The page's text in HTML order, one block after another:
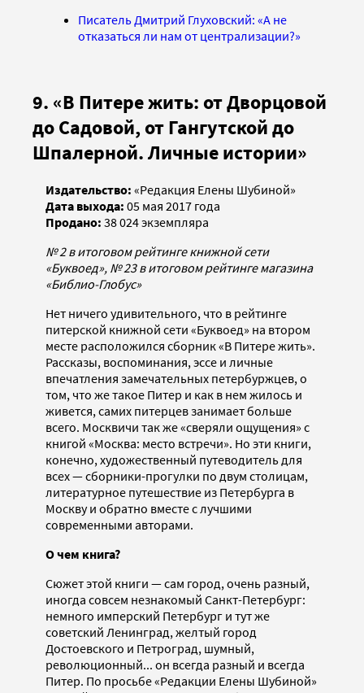
Писатель Дмитрий Глуховский: «А не
отказаться ли нам от централизации?»
9. «В Питере жить: от Дворцовой
до Садовой, от Гангутской до
Шпалерной. Личные истории»
Издательство: «Редакция Елены Шубиной»
Дата выхода: 05 мая 2017 года
Продано: 38 024экземпляра
№ 2 в итоговом рейтинге книжной сети
«Буквоед», № 23 в итоговом рейтинге магазина
«Библио-Глобус»
Нет ничего удивительного, что в рейтинге
питерской книжной сети «Буквоед» на втором
месте расположился сборник «В Питере жить».
Рассказы, воспоминания, эссе и личные
впечатления замечательных петербуржцев, о
том, что же такое Питер и как в нем жилось и
живется, самих питерцев занимает больше
всего. Москвичи так же «сверяли ощущения» с
книгой «Москва: место встречи». Но эти книги,
конечно, художественный путеводитель для
всех — сборники-прогулки по двум столицам,
литературное путешествие из Петербурга в
Москву и обратно вместе с лучшими
современными авторами.
О чем книга?
Сюжет этой книги — сам город, очень разный,
иногда совсем незнакомый Санкт-Петербург:
немного имперский Петербург и тут же
советский Ленинград, желтый город
Достоевского и Петроград, шумный,
революционный... он всегда разный и всегда
Питер. По просьбе «Редакции Елены Шубиной»